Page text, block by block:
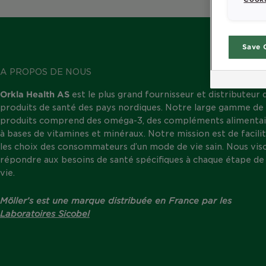
A PROPOS DE NOUS
Orkla Health AS est le plus grand fournisseur et distributeur
produits de santé des pays nordiques. Notre large gamme de
produits comprend des oméga-3, des compléments
à bases de vitamines et minéraux. Notre mission est de
les choix des consommateurs d’un mode de vie sain. Nous
répondre aux besoins de santé spécifiques à chaque étape de
vie.
Möller’s est une marque distribuée en France par les
Laboratoires Sicobel
Save